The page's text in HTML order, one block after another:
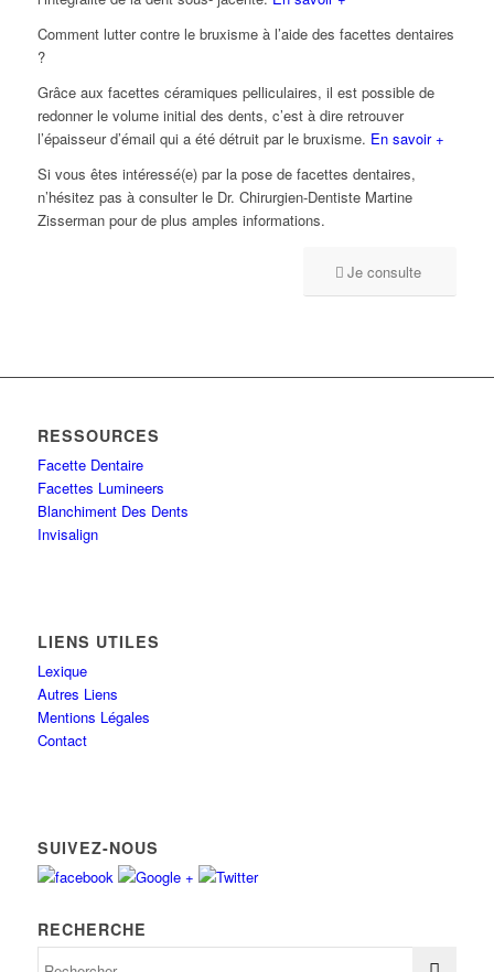
Comment lutter contre le bruxisme à l’aide des facettes dentaires
?
Grâce aux facettes céramiques pelliculaires, il est possible de
redonner le volume initial des dents, c’est à dire retrouver
l’épaisseur d’émail qui a été détruit par le bruxisme. En savoir +
Si vous êtes intéressé(e) par la pose de facettes dentaires,
n’hésitez pas à consulter le Dr. Chirurgien-Dentiste Martine
Zisserman pour de plus amples informations.
Je consulte
RESSOURCES
Facette Dentaire
Facettes Lumineers
Blanchiment Des Dents
Invisalign
LIENS UTILES
Lexique
Autres Liens
Mentions Légales
Contact
SUIVEZ-NOUS
RECHERCHE